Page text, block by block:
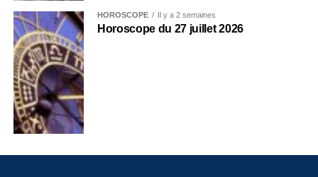
HOROSCOPE Il y a 2 semaines
Horoscope du 27 juillet 2026